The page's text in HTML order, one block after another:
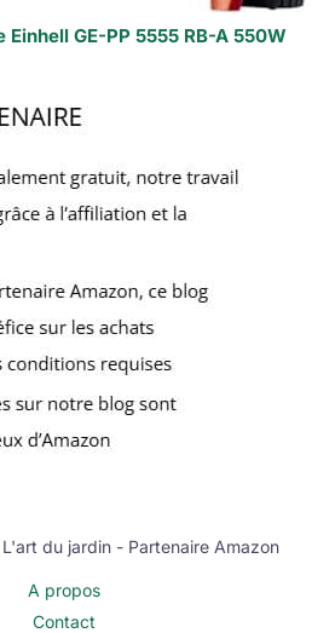
GE-PP 5555 RB-A 550W
du jardin - Partenaire Amazon
A propos
Contact